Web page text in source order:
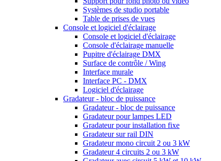
Systèmes de studio portable
Table de prises de vues
Console et logiciel d'éclairage
Console et logiciel d'éclairage
Console d'éclairage manuelle
Pupitre d'éclairage DMX
Surface de contrôle / Wing
Interface murale
Interface PC - DMX
Logiciel d'éclairage
Gradateur - bloc de puissance
Gradateur - bloc de puissance
Gradateur pour lampes LED
Gradateur pour installation fixe
Gradateur sur rail DIN
Gradateur mono circuit 2 ou 3 kW
Gradateur 4 circuits 2 ou 3 kW